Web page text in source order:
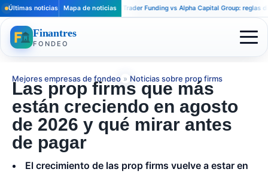
Últimas noticias Mapa de noticias
Apex Trader Funding vs Alpha Capital Group: reglas
Finantres
FONDEO
Mejores empresas de fondeo » Noticias sobre prop firms
Las prop firms que más
están creciendo en agosto
de 2026 y qué mirar antes
de pagar
El crecimiento de las prop firms vuelve a estar en